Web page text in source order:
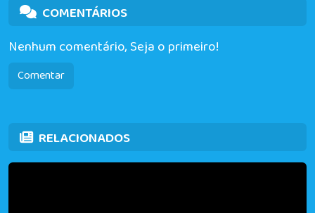
COMENTÁRIOS
Nenhum comentário, Seja o primeiro!
Comentar
RELACIONADOS